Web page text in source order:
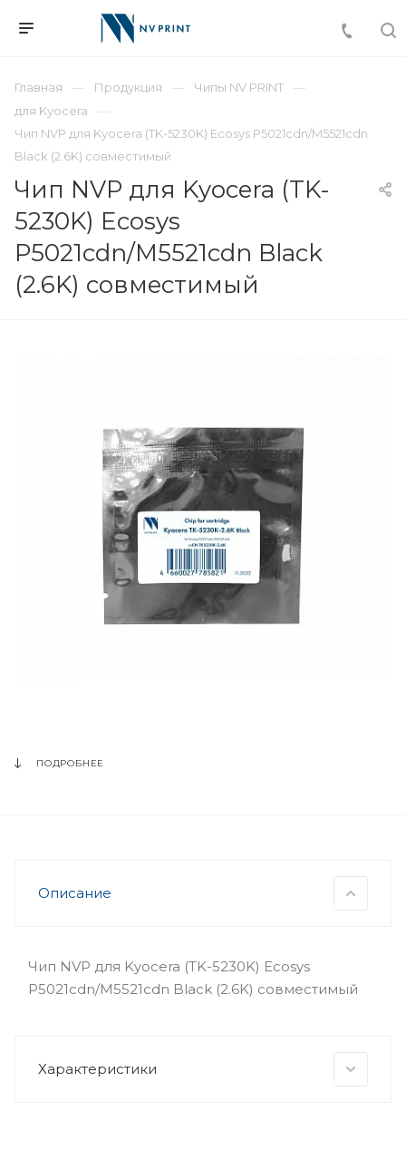
Главная Продукция
Чипы NV PRINT
для Kyocera
Чип NVP для Kyocera (TK-5230K) Ecosys P5021cdn/M5521cdn
Black (2.6K) совместимый
Чип NVP для Kyocera (TK-
5230K) Ecosys
P5021cdn/M5521cdn Black
(2.6K) совместимый
ПОДРОБНЕЕ
Описание
Чип NVP для Kyocera (TK-5230K) Ecosys
P5021cdn/M5521cdn Black (2.6K) совместимый
Характеристики